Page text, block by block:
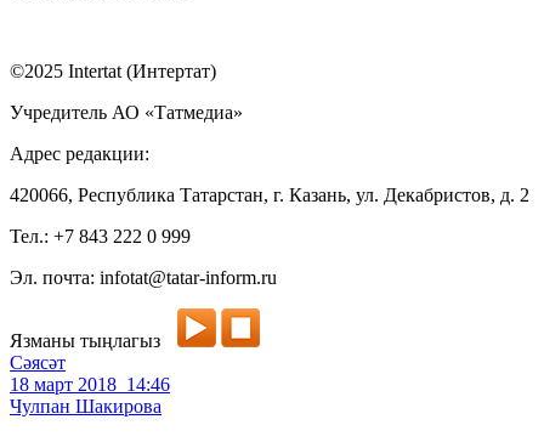
©2025 Intertat (Интертат)
Учредитель АО «Татмедиа»
Адрес редакции:
420066, Республика Татарстан, г. Казань, ул. Декабристов, д. 2
Тел.: +7 843 222 0 999
Эл. почта: infotat@tatar-inform.ru
Язманы тыңлагыз
Сәясәт
18 март 2018 14:46
Чулпан Шакирова